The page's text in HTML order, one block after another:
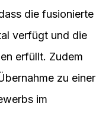
die fusionierte
verfügt und die
erfüllt. Zudem
zu einer
im